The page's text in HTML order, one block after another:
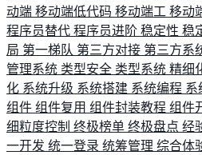
动端 移动端低代码 移动端工 移动
程序员替代 程序员进阶 稳定性 稳
局 第一梯队 第三方对接 第三方系
管理系统 类型安全 类型系统 精细
化 系统升级 系统搭建 系统编程 系
组件 组件复用 组件封装教程 组件
细粒度控制 终极榜单 终极盘点 经
一开发 统一登录 统筹管理 综合体